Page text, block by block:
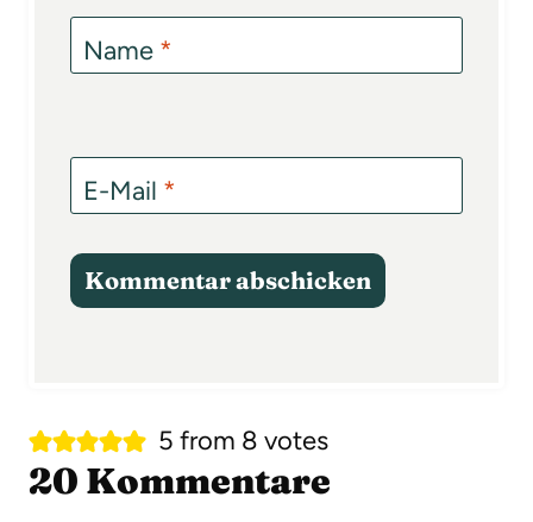
Name *
E-Mail *
5 from 8 votes
20 Kommentare